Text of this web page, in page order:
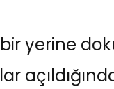
yerine